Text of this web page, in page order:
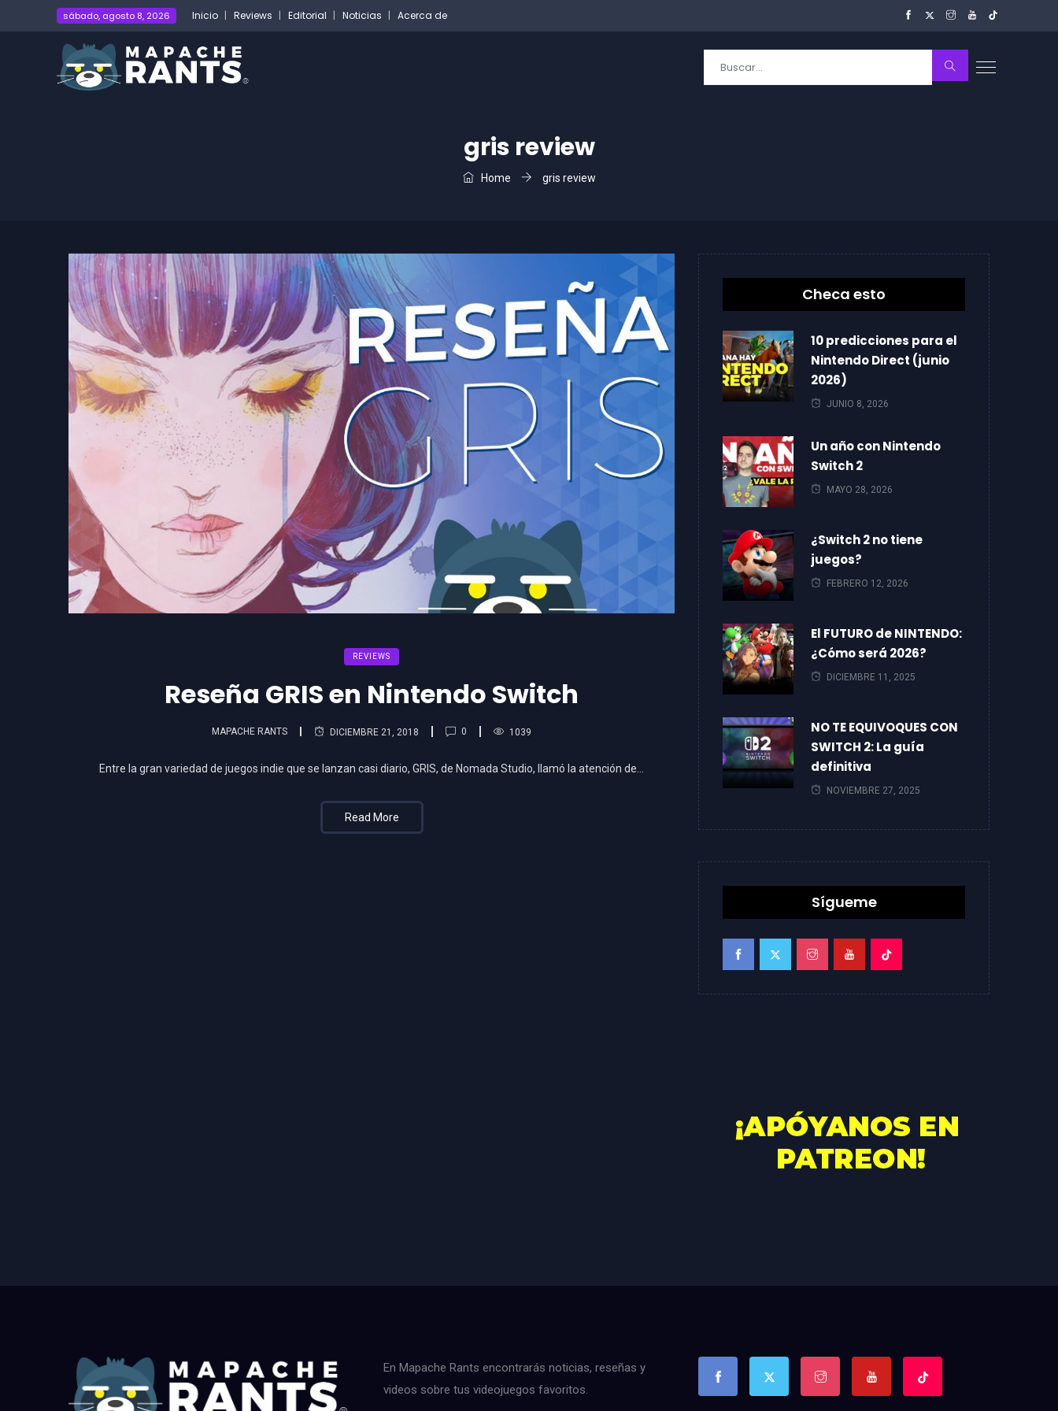
sábado, agosto 8, 2026 Inicio Reviews Editorial Noticias Acerca de
gris review
Home gris review
REVIEWS
Reseña GRIS en Nintendo Switch
MAPACHE RANTS DICIEMBRE 21, 2018 0 1039
Entre la gran variedad de juegos indie que se lanzan casi diario, GRIS, de Nomada Studio, llamó la atención de…
Read More
Checa esto
10 predicciones para el
Nintendo Direct (junio
2026)
JUNIO 8, 2026
Un año con Nintendo
Switch 2
MAYO 28, 2026
¿Switch 2 no tiene
juegos?
FEBRERO 12, 2026
El FUTURO de NINTENDO:
¿Cómo será 2026?
DICIEMBRE 11, 2025
NO TE EQUIVOQUES CON
SWITCH 2: La guía
definitiva
NOVIEMBRE 27, 2025
Sígueme
En Mapache Rants encontrarás noticias, reseñas y
videos sobre tus videojuegos favoritos.